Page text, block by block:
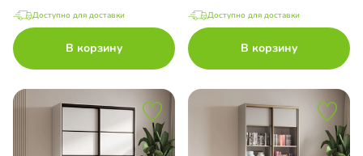
Доступно для доставки
В корзину
Доступно для доставки
В корзину